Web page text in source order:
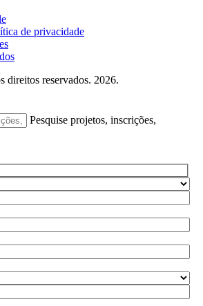
de privacidade
reservados. 2026.
Pesquise projetos, inscrições,